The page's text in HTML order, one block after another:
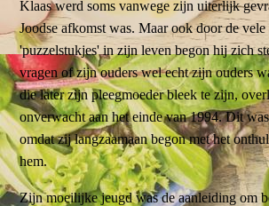
Klaas werd soms vanwege zijn uiterlijk
Joodse afkomst was. Maar ook door de vele
'puzzelstukjes' in zijn leven begon hij zich
vragen of zijn ouders wel echt zijn ouders
die later zijn pleegmoeder bleek te zijn,
onverwacht aan het einde van 1994. Dit
omdat zij langzaamaan begon met het
hem.
Zijn moeilijke jeugd was de aanleiding om